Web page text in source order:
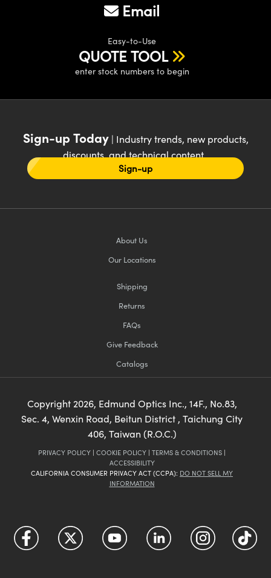
Email
Easy-to-Use
QUOTE TOOL
enter stock numbers to begin
Sign-up Today| Industry trends, new products,
discounts, and technical content
Sign-up
About Us
Our Locations
Shipping
Returns
FAQs
Give Feedback
Catalogs
Copyright 2026, Edmund Optics Inc., 14F., No.83,
Sec. 4, Wenxin Road, Beitun District , Taichung City
406, Taiwan (R.O.C.)
PRIVACY POLICY | COOKIE POLICY | TERMS & CONDITIONS |
ACCESSIBILITY
CALIFORNIA CONSUMER PRIVACY ACT (CCPA): DO NOT SELL MY
INFORMATION